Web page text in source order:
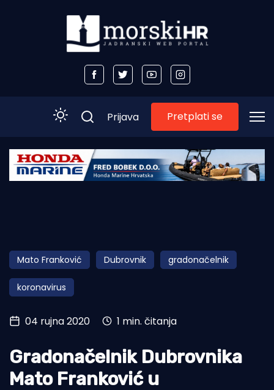
Početna
Obala
Otoci
Turizam i nautika
Pomorstvo
Ekologija
Prijava Pretplati se
Mato Franković Dubrovnik gradonačelnik
koronavirus
04 rujna 2020 1 min. čitanja
Gradonačelnik Dubrovnika
Mato Franković u